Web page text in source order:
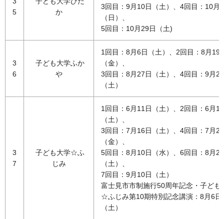
5
か
3回目：9月10日（土）、4回目：10月
（日）、
5回目：10月29日（土)
3
6
子ども大学ふか
や
1回目：8月6日（土）、2回目：8月19
（金）、
3回目：8月27日（土）、4回目：9月
（土）
3
7
子ども大学☆ふ
じみ
1回目：6月11日（土）、2回目：6月
（土）、
3回目：7月16日（土）、4回目：7月
（金）、
5回目：8月10日（水）、6回目：8月
（土）、
7回目：9月10日（土）
富士見市市制施行50周年記念・子ども
☆ふじみ第10期特別記念講演：8月6日
（土）